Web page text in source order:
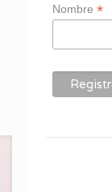
Nombre *